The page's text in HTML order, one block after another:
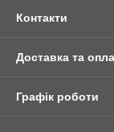
Контакти
Доставка та
Графік роботи